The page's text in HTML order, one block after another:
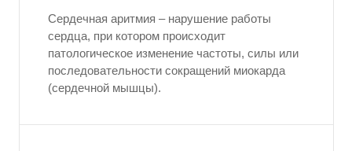
Сердечная аритмия – нарушение работы
сердца, при котором происходит
патологическое изменение частоты, силы или
последовательности сокращений миокарда
(сердечной мышцы).